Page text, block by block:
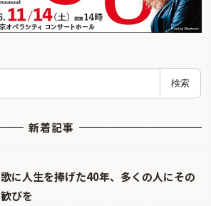
検索
新着記事
歌に人生を捧げた40年、多くの人にその
歓びを